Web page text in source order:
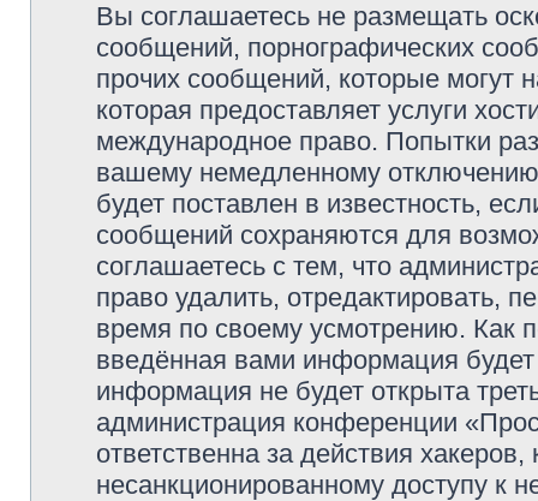
Вы соглашаетесь не размещать
сообщений, порнографических
прочих сообщений, которые могут
которая предоставляет услуги
международное право. Попытки
вашему немедленному
будет поставлен в известность,
сообщений сохраняются для
соглашаетесь с тем, что
право удалить, отредактировать,
время по своему усмотрению. Как
введённая вами информация
информация не будет открыта
администрация конференции
ответственна за действия
несанкционированному доступу к